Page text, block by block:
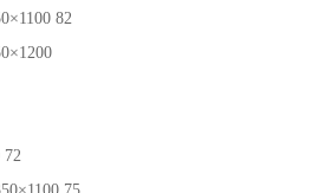
82
72